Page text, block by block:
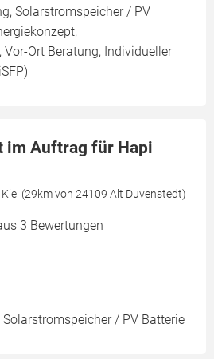
Solarstromspeicher / PV
Ort Beratung, Individueller
im Auftrag für Hapi
(29km von 24109 Alt Duvenstedt)
3 Bewertungen
/ PV Batterie